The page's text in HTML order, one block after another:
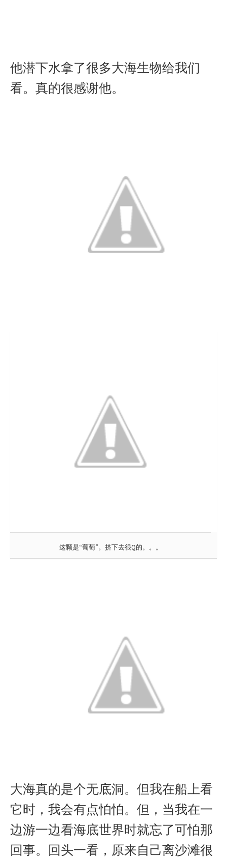
他潜下水拿了很多大海生物给我们
看。真的很感谢他。
这颗是“葡萄”。挤下去很Q的。。。
大海真的是个无底洞。但我在船上看
它时，我会有点怕怕。但，当我在一
边游一边看海底世界时就忘了可怕那
回事。回头一看，原来自己离沙滩很